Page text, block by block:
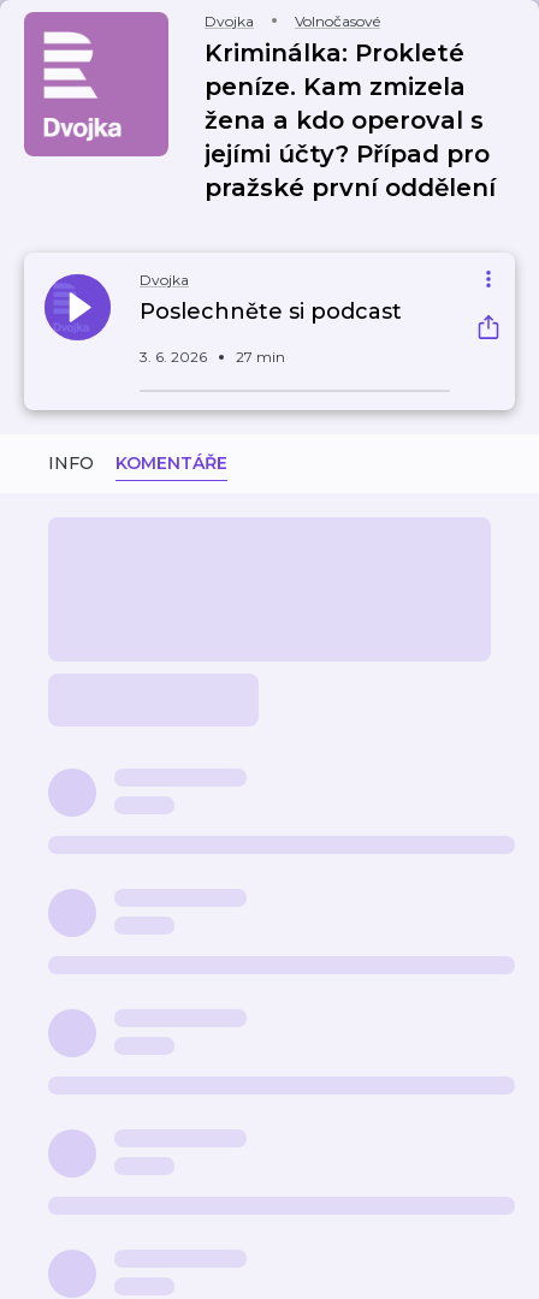
Dvojka Volnočasové
Kriminálka: Prokleté
peníze. Kam zmizela
žena a kdo operoval s
jejími účty? Případ pro
pražské první oddělení
Dvojka
Poslechněte si podcast
3. 6. 2026 27 min
INFO KOMENTÁŘE